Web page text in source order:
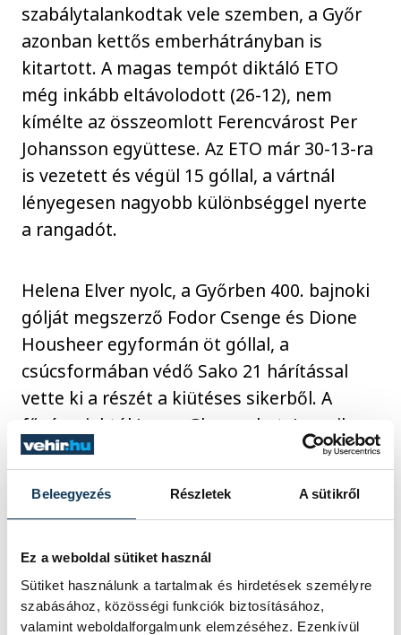
Beleegyezés Részletek A sütikről
Ez a weboldal sütiket használ
Sütiket használunk a tartalmak és hirdetések személyre
szabásához, közösségi funkciók biztosításához,
valamint weboldalforgalmunk elemzéséhez. Ezenkívül
szabálytalankodtak vele szemben, a Győr
azonban kettős emberhátrányban is
kitartott. A magas tempót diktáló ETO
még inkább eltávolodott (26-12), nem
kímélte az összeomlott Ferencvárost Per
Johansson együttese. Az ETO már 30-13-ra
is vezetett és végül 15 góllal, a vártnál
lényegesen nagyobb különbséggel nyerte
a rangadót.
Helena Elver nyolc, a Győrben 400. bajnoki
gólját megszerző Fodor Csenge és Dione
Housheer egyformán öt góllal, a
csúcsformában védő Sako 21 hárítással
vette ki a részét a kiütéses sikerből. A
fővárosiaktól Laura Glauser hat, Janurik
Kinga négy lövést védett, a hozzá
Simon Petra mind az öt lövését értékesítve
sport kézilabda
ország-világ